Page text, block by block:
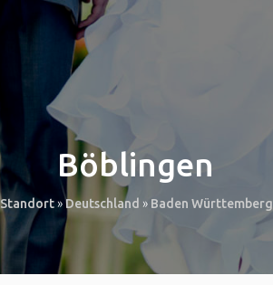
Böblingen
Standort»Deutschland » Baden Württemberg